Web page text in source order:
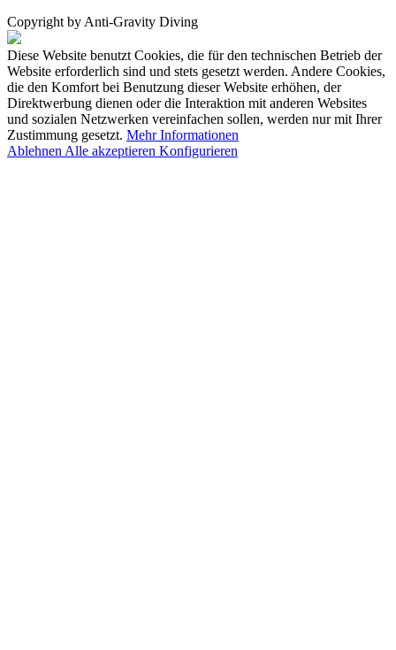
Copyright by Anti-Gravity Diving
Diese Website benutzt Cookies, die für den technischen Betrieb der
Website erforderlich sind und stets gesetzt werden. Andere Cookies,
die den Komfort bei Benutzung dieser Website erhöhen, der
Direktwerbung dienen oder die Interaktion mit anderen Websites
und sozialen Netzwerken vereinfachen sollen, werden nur mit Ihrer
Zustimmung gesetzt. Mehr Informationen
Ablehnen Alle akzeptieren Konfigurieren